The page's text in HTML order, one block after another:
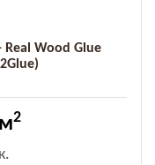
Real Wood Glue
2